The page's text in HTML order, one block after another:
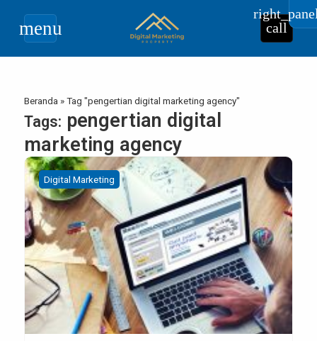
menu call
Beranda »Tag "pengertian digital marketing agency"
Tags: pengertian digital
marketing agency
Digital Marketing